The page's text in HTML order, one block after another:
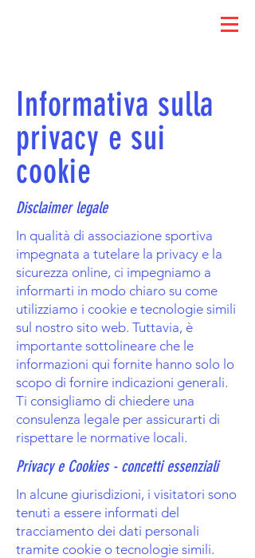
Informativa sulla
privacy e sui
cookie
Disclaimer legale
In qualità di associazione sportiva
impegnata a tutelare la privacy e la
sicurezza online, ci impegniamo a
informarti in modo chiaro su come
utilizziamo i cookie e tecnologie simili
sul nostro sito web. Tuttavia, è
importante sottolineare che le
informazioni qui fornite hanno solo lo
scopo di fornire indicazioni generali.
Ti consigliamo di chiedere una
consulenza legale per assicurarti di
rispettare le normative locali.
Privacy e Cookies - concetti essenziali
In alcune giurisdizioni, i visitatori sono
tenuti a essere informati del
tracciamento dei dati personali
tramite cookie o tecnologie simili.